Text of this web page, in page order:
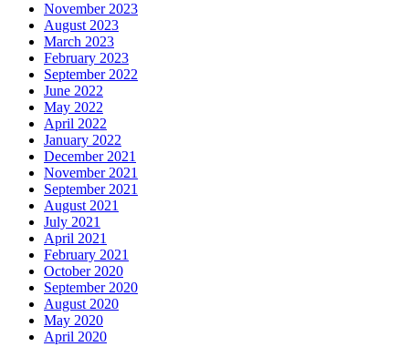
November 2023
August 2023
March 2023
February 2023
September 2022
June 2022
May 2022
April 2022
January 2022
December 2021
November 2021
September 2021
August 2021
July 2021
April 2021
February 2021
October 2020
September 2020
August 2020
May 2020
April 2020